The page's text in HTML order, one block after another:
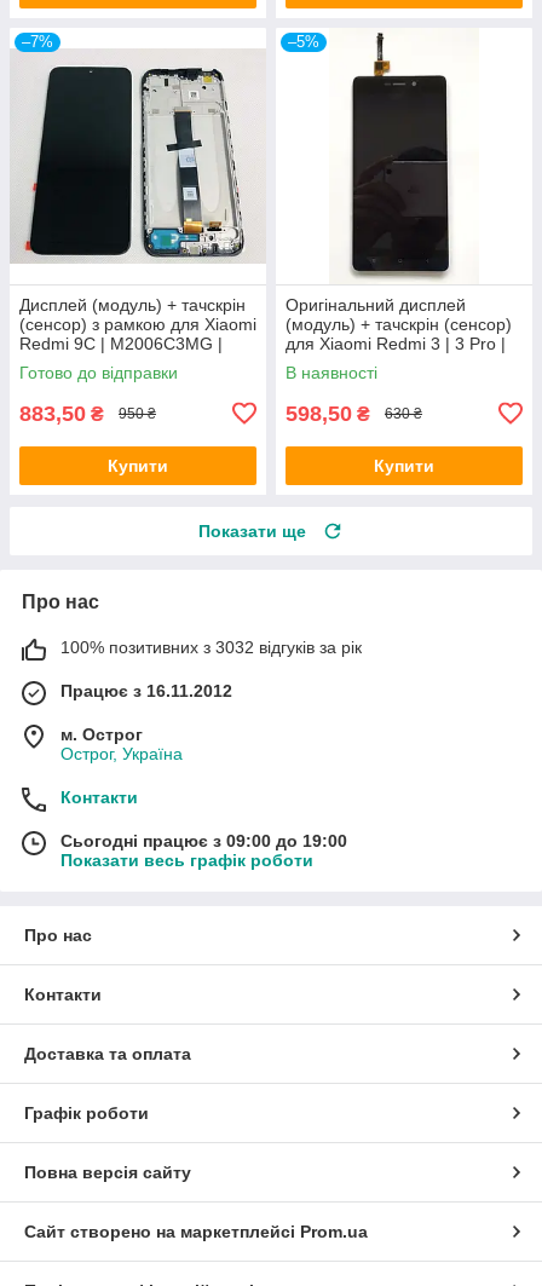
–7%
Дисплей (модуль) + тачскрін
(сенсор) з рамкою для Xiaomi
Redmi 9C | M2006C3MG |
M2006C3MT, Original (PRC)
Готово до відправки
883,50 ₴ 950 ₴
Купити
–5%
Оригінальний дисплей
(модуль) + тачскрін (сенсор)
для Xiaomi Redmi 3 | 3 Pro |
3s | 3s Prime | 3x (чорний)
В наявності
598,50 ₴ 630 ₴
Купити
Показати ще
Про нас
100% позитивних з 3032 відгуків за рік
Працює з 16.11.2012
м. Острог
Острог, Україна
Контакти
Сьогодні працює з 09:00 до 19:00
Показати весь графік роботи
Про нас
Контакти
Доставка та оплата
Графік роботи
Повна версія сайту
Сайт створено на маркетплейсі Prom.ua